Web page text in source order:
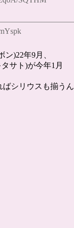
)22年9月、
サト)が今年1月
シリウスも揃うん